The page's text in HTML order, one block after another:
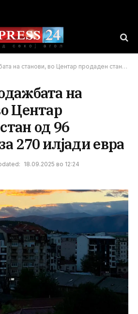
во Центар продаден стан од 96 квадрати за 270 илјади евра
на
Центар
од 96
270 илјади евра
18.09.2025 во 12:24